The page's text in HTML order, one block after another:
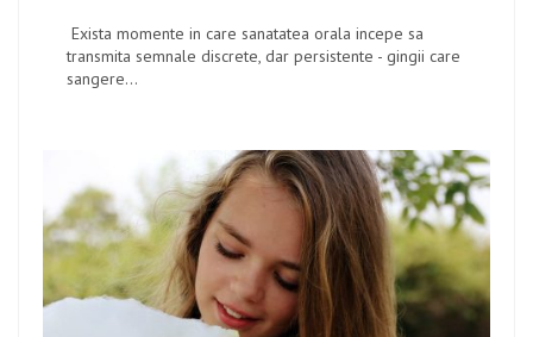
Exista momente in care sanatatea orala incepe sa
transmita semnale discrete, dar persistente - gingii care
sangere...